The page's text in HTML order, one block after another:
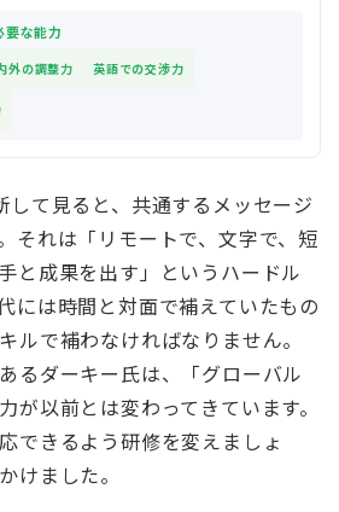
な能力
外の調整力 英語での交渉力
て見ると、共通するメッセージ
それは「リモートで、文字で、短
と成果を出す」というハードル
には時間と対面で補えていたもの
ルで補わなければなりません。
るダーキー氏は、「グローバル
が以前とは変わってきています。
できるよう研修を変えましょ
けました。